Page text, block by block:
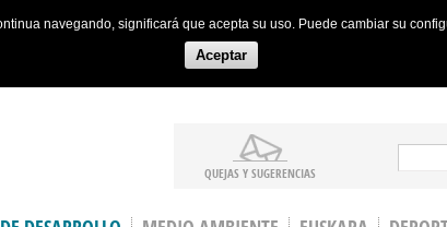
navegando, significará que acepta su uso. Puede cambiar su
Aceptar
QUEJAS Y SUGERENCIAS